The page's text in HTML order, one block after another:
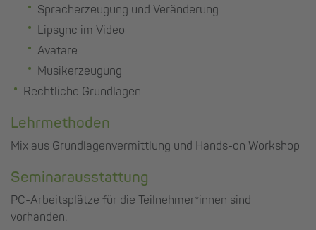
Spracherzeugung und Veränderung
Lipsync im Video
Avatare
Musikerzeugung
Rechtliche Grundlagen
Lehrmethoden
Mix aus Grundlagenvermittlung und Hands-on Workshop
Seminarausstattung
PC-Arbeitsplätze für die Teilnehmer*innen sind
vorhanden.